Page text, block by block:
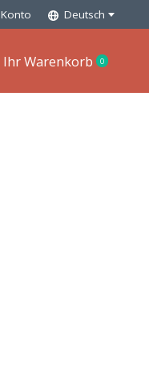
Konto Deutsch
Ihr Warenkorb 0items